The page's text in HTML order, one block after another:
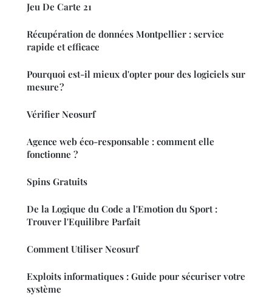
Jeu De Carte 21
Récupération de données Montpellier : service
rapide et efficace
Pourquoi est-il mieux d'opter pour des logiciels sur
mesure ?
Vérifier Neosurf
Agence web éco-responsable : comment elle
fonctionne ?
Spins Gratuits
De la Logique du Code a l'Emotion du Sport :
Trouver l'Equilibre Parfait
Comment Utiliser Neosurf
Exploits informatiques : Guide pour sécuriser votre
système